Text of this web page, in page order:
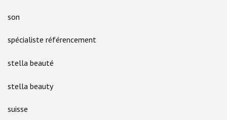
son
spécialiste référencement
stella beauté
stella beauty
suisse